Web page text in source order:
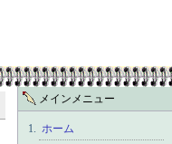
メインメニュー
ホーム